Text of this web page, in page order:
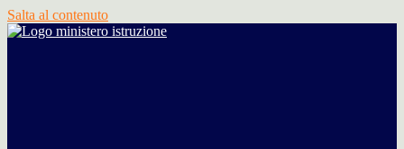
Salta al contenuto